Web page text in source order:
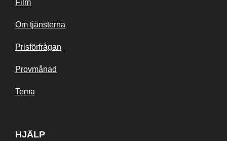
Film
Om tjänsterna
Prisförfrågan
Provmånad
Tema
HJÄLP